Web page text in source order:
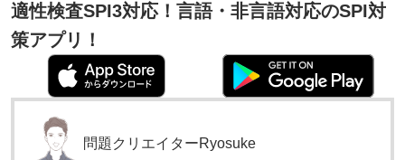
適性検査SPI3対応！言語・非言語対応のSPI対
策アプリ！
問題クリエイターRyosuke